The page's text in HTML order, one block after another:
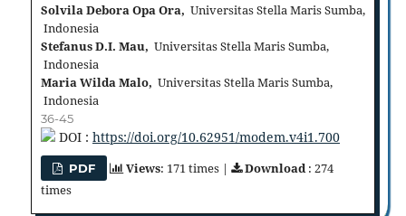
Solvila Debora Opa Ora, Universitas Stella Maris Sumba,
Indonesia
Stefanus D.I. Mau, Universitas Stella Maris Sumba,
Indonesia
Maria Wilda Malo, Universitas Stella Maris Sumba,
Indonesia
36-45
DOI : https://doi.org/10.62951/modem.v4i1.700
PDF Views: 171 times | Download : 274
times